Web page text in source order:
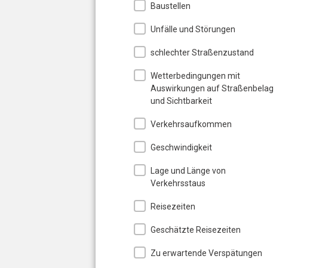
Baustellen
Unfälle und Störungen
schlechter Straßenzustand
Wetterbedingungen mit
Auswirkungen auf Straßenbelag
und Sichtbarkeit
Verkehrsaufkommen
Geschwindigkeit
Lage und Länge von
Verkehrsstaus
Reisezeiten
Geschätzte Reisezeiten
Zu erwartende Verspätungen